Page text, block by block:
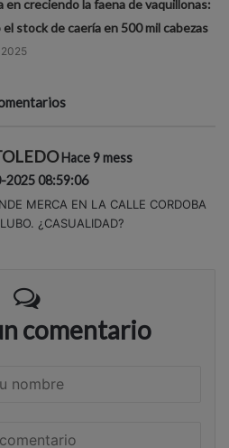
en creciendo la faena de vaquillonas:
stock de caería en 500 mil cabezas
2025
Hace 9 mess
2025 08:59:06
MERCA EN LA CALLE CORDOBA
¿CASUALIDAD?
comentario